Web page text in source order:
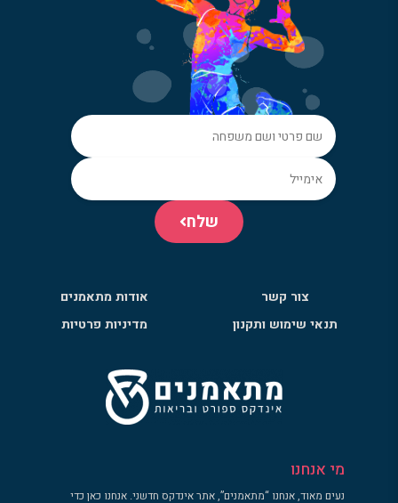
שלח
צור קשר
אודות מתאמנים
תנאי שימוש ותקנון
מדיניות פרטיות
מי אנחנו
נעים מאוד, אנחנו “מתאמנים”, אתר אינדקס חדשני. אנחנו כאן כדי